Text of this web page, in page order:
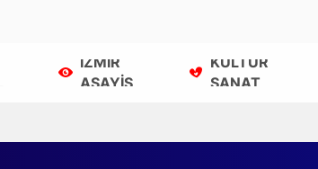
İZMİR
ASAYİŞ
KÜLTÜR
SANAT